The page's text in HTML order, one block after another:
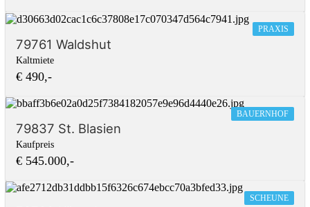
PRAXIS
79761 Waldshut
Kaltmiete
€ 490,-
BAUERNHOF
79837 St. Blasien
Kaufpreis
€ 545.000,-
SCHEUNE